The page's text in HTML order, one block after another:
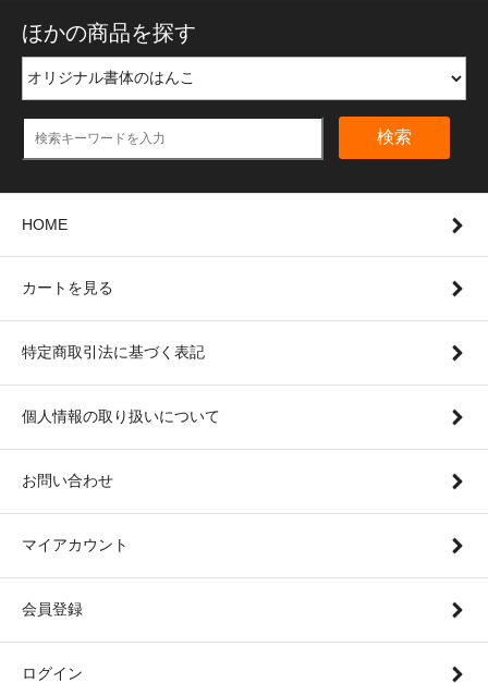
ほかの商品を探す
検索
HOME
カートを見る
特定商取引法に基づく表記
個人情報の取り扱いについて
お問い合わせ
マイアカウント
会員登録
ログイン